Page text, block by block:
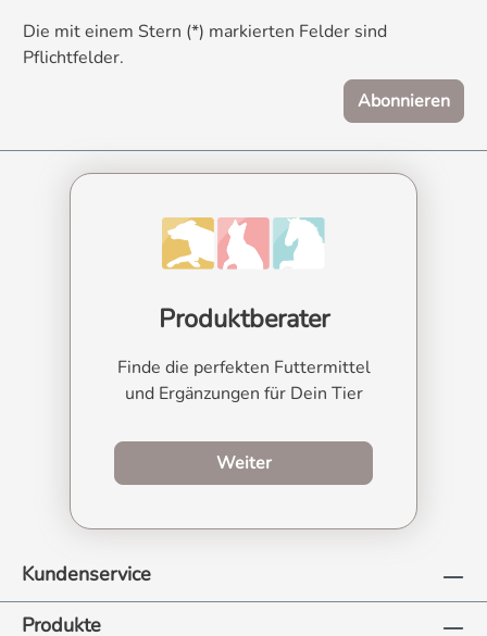
Die mit einem Stern (*) markierten Felder sind
Pflichtfelder.
Abonnieren
Produktberater
Finde die perfekten Futtermittel
und Ergänzungen für Dein Tier
Weiterzum Produktberater
Kundenservice
Produkte